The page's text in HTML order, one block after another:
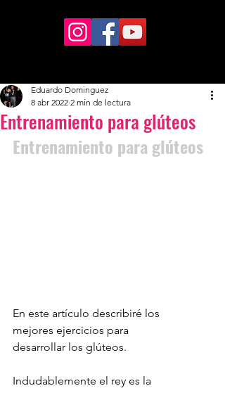
Entrenamiento para glúteos
Eduardo Dominguez
8 abr 2022 2 min de lectura
Entrenamiento para glúteos
En este artículo describiré los
mejores ejercicios para
desarrollar los glúteos.
Indudablemente el rey es la